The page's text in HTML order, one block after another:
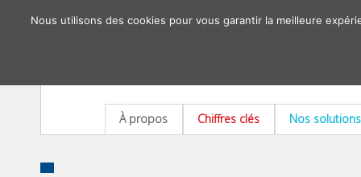
À propos Chiffres clés Nos solutions
Nous utilisons des cookies pour vous garantir la meilleure